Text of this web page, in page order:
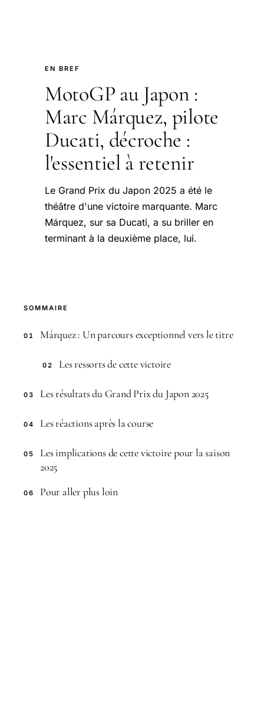
EN BREF
MotoGP au Japon :
Marc Márquez, pilote
Ducati, décroche :
l'essentiel à retenir
Le Grand Prix du Japon 2025 a été le
théâtre d'une victoire marquante. Marc
Márquez, sur sa Ducati, a su briller en
terminant à la deuxième place, lui.
SOMMAIRE
01 Márquez : Un parcours exceptionnel vers le titre
02 Les ressorts de cette victoire
03 Les résultats du Grand Prix du Japon 2025
04 Les réactions après la course
05
Les implications de cette victoire pour la saison
2025
06 Pour aller plus loin